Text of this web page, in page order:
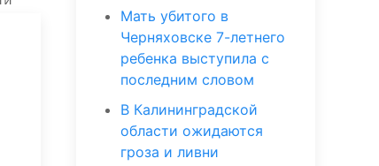
Мать убитого в
Черняховске 7-летнего
ребенка выступила с
последним словом
В Калининградской
области ожидаются
гроза и ливни